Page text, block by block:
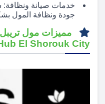
خدمات صيانة
جودة ونظافة المول
El Shorouk City: